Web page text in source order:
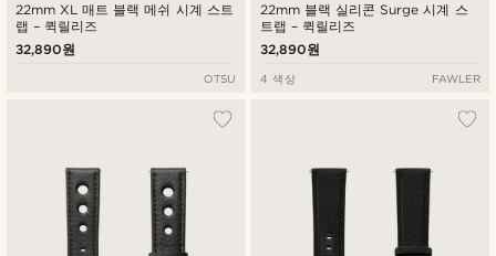
22mm XL 매트 블랙 메쉬 시계 스트
랩 – 퀵릴리즈
32,890원
OTSU
22mm 블랙 실리콘 Surge 시계 스
트랩 – 퀵릴리즈
32,890원
4 색상 FAWLER